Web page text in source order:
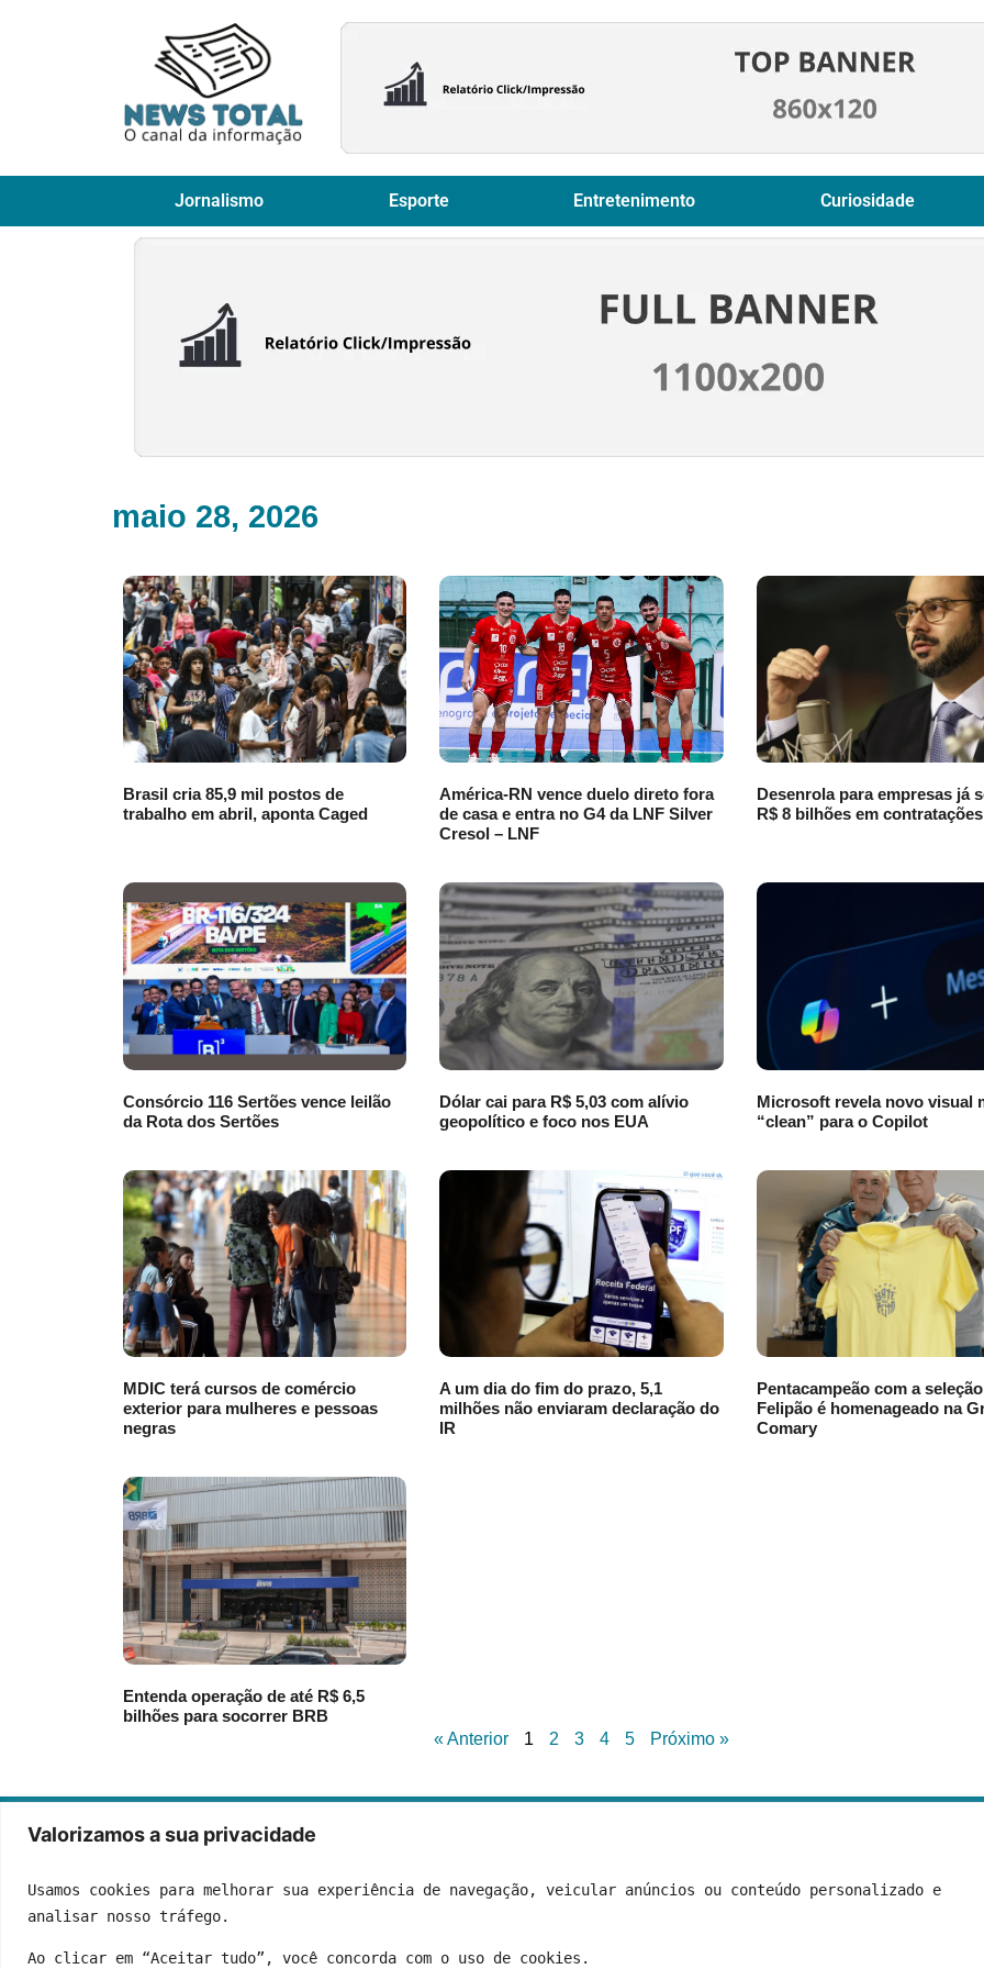
Valorizamos a sua privacidade
Usamos cookies para melhorar sua experiência de navegação, veicular anúncios ou conteúdo personalizado e
analisar nosso tráfego.
Ao clicar em “Aceitar tudo”, você concorda com o uso de cookies.
Jornalismo Esporte Entretenimento Curiosidade
maio 28, 2026
Brasil cria 85,9 mil postos de
trabalho em abril, aponta Caged
América-RN vence duelo direto fora
de casa e entra no G4 da LNF Silver
Cresol – LNF
Desenrola para empresas já
R$ 8 bilhões em contratações
Consórcio 116 Sertões vence leilão
da Rota dos Sertões
Dólar cai para R$ 5,03 com alívio
geopolítico e foco nos EUA
Microsoft revela novo visual
“clean” para o Copilot
MDIC terá cursos de comércio
exterior para mulheres e pessoas
negras
A um dia do fim do prazo, 5,1
milhões não enviaram declaração do
IR
Pentacampeão com a
Felipão é homenageado na
Comary
Entenda operação de até R$ 6,5
bilhões para socorrer BRB
« Anterior
1 2 3 4 5 Próximo »